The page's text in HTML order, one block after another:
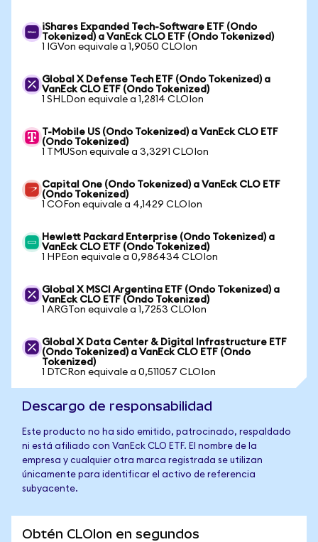
iShares Expanded Tech-Software ETF (Ondo
Tokenized) a VanEck CLO ETF (Ondo Tokenized)
1 IGVon equivale a 1,9050 CLOIon
Global X Defense Tech ETF (Ondo Tokenized) a
VanEck CLO ETF (Ondo Tokenized)
1 SHLDon equivale a 1,2814 CLOIon
T-Mobile US (Ondo Tokenized) a VanEck CLO ETF
(Ondo Tokenized)
1 TMUSon equivale a 3,3291 CLOIon
Capital One (Ondo Tokenized) a VanEck CLO ETF
(Ondo Tokenized)
1 COFon equivale a 4,1429 CLOIon
Hewlett Packard Enterprise (Ondo Tokenized) a
VanEck CLO ETF (Ondo Tokenized)
1 HPEon equivale a 0,986434 CLOIon
Global X MSCI Argentina ETF (Ondo Tokenized) a
VanEck CLO ETF (Ondo Tokenized)
1 ARGTon equivale a 1,7253 CLOIon
Global X Data Center & Digital Infrastructure ETF
(Ondo Tokenized) a VanEck CLO ETF (Ondo
Tokenized)
1 DTCRon equivale a 0,511057 CLOIon
Descargo de responsabilidad
Este producto no ha sido emitido, patrocinado, respaldado
ni está afiliado con VanEck CLO ETF. El nombre de la
empresa y cualquier otra marca registrada se utilizan
únicamente para identificar el activo de referencia
subyacente.
Obtén CLOIon en segundos